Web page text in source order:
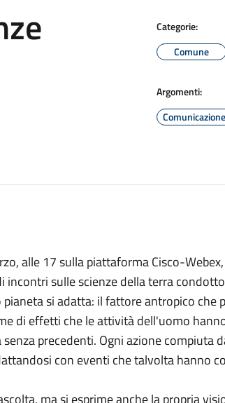
Categorie:
Comune
Argomenti:
alle 17 sulla piattaforma Cisco-
incontri sulle scienze della terra
si adatta: il fattore antropico che
di effetti che le attività dell'uomo
precedenti. Ogni azione compiuta
con eventi che talvolta hanno
ma si esprime anche la propria